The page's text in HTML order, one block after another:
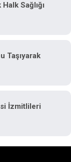
Sağlığı
İzmitlileri